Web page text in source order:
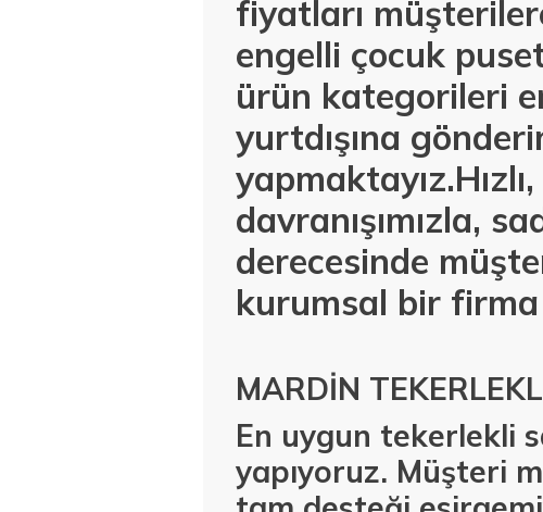
fiyatları
engelli çocuk
ürün kategorileri
yurtdışına
davranışımızla,
derecesinde
kurumsal bir firma
MARDİN
En uygun tekerlekli
yapıyoruz. Müşteri